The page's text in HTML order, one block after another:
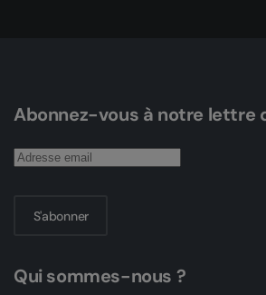
Abonnez-vous à notre lettre
S'abonner
Qui sommes-nous ?